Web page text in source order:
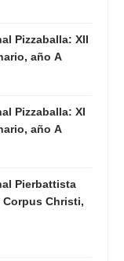
Pizzaballa: XII
año A
Pizzaballa: XI
año A
Pierbattista
Christi,